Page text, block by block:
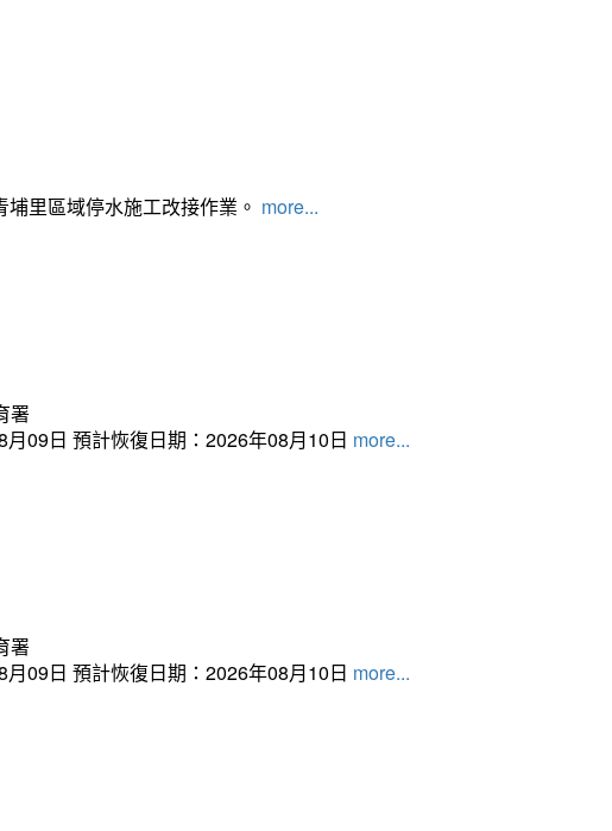
里區域停水施工改接作業。 more...
署
09日 預計恢復日期：2026年08月10日 more...
署
09日 預計恢復日期：2026年08月10日 more...